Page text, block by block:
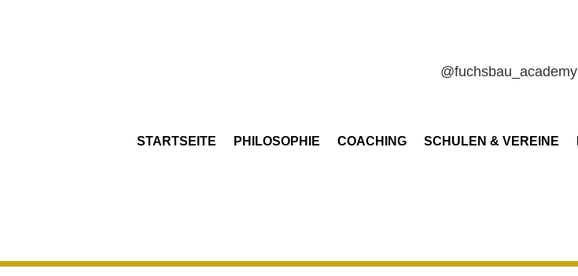
@fuchsbau_academy
STARTSEITE PHILOSOPHIE COACHING SCHULEN & VEREINE